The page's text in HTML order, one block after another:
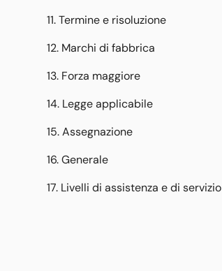
11. Termine e risoluzione
12. Marchi di fabbrica
13. Forza maggiore
14. Legge applicabile
15. Assegnazione
16. Generale
17. Livelli di assistenza e di servizio